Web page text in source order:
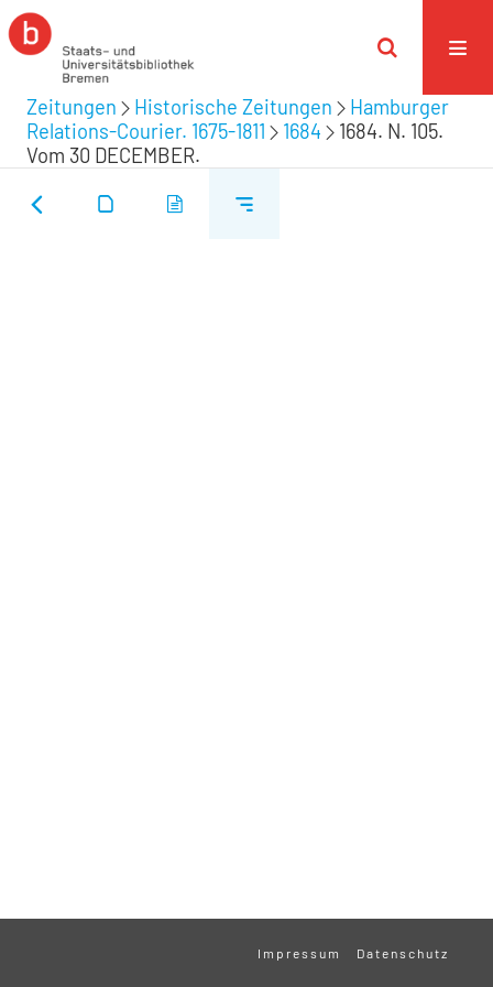
Zeitungen Historische Zeitungen
Hamburger
Relations-Courier. 1675-1811
1684
1684. N. 105.
Vom 30 DECEMBER.
Impressum Datenschutz